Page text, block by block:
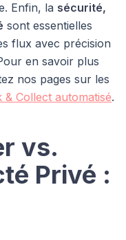
Enfin, la sécurité,
sont essentielles
flux avec précision
en savoir plus
nos pages sur les
& Collect automatisé.
vs.
Privé :